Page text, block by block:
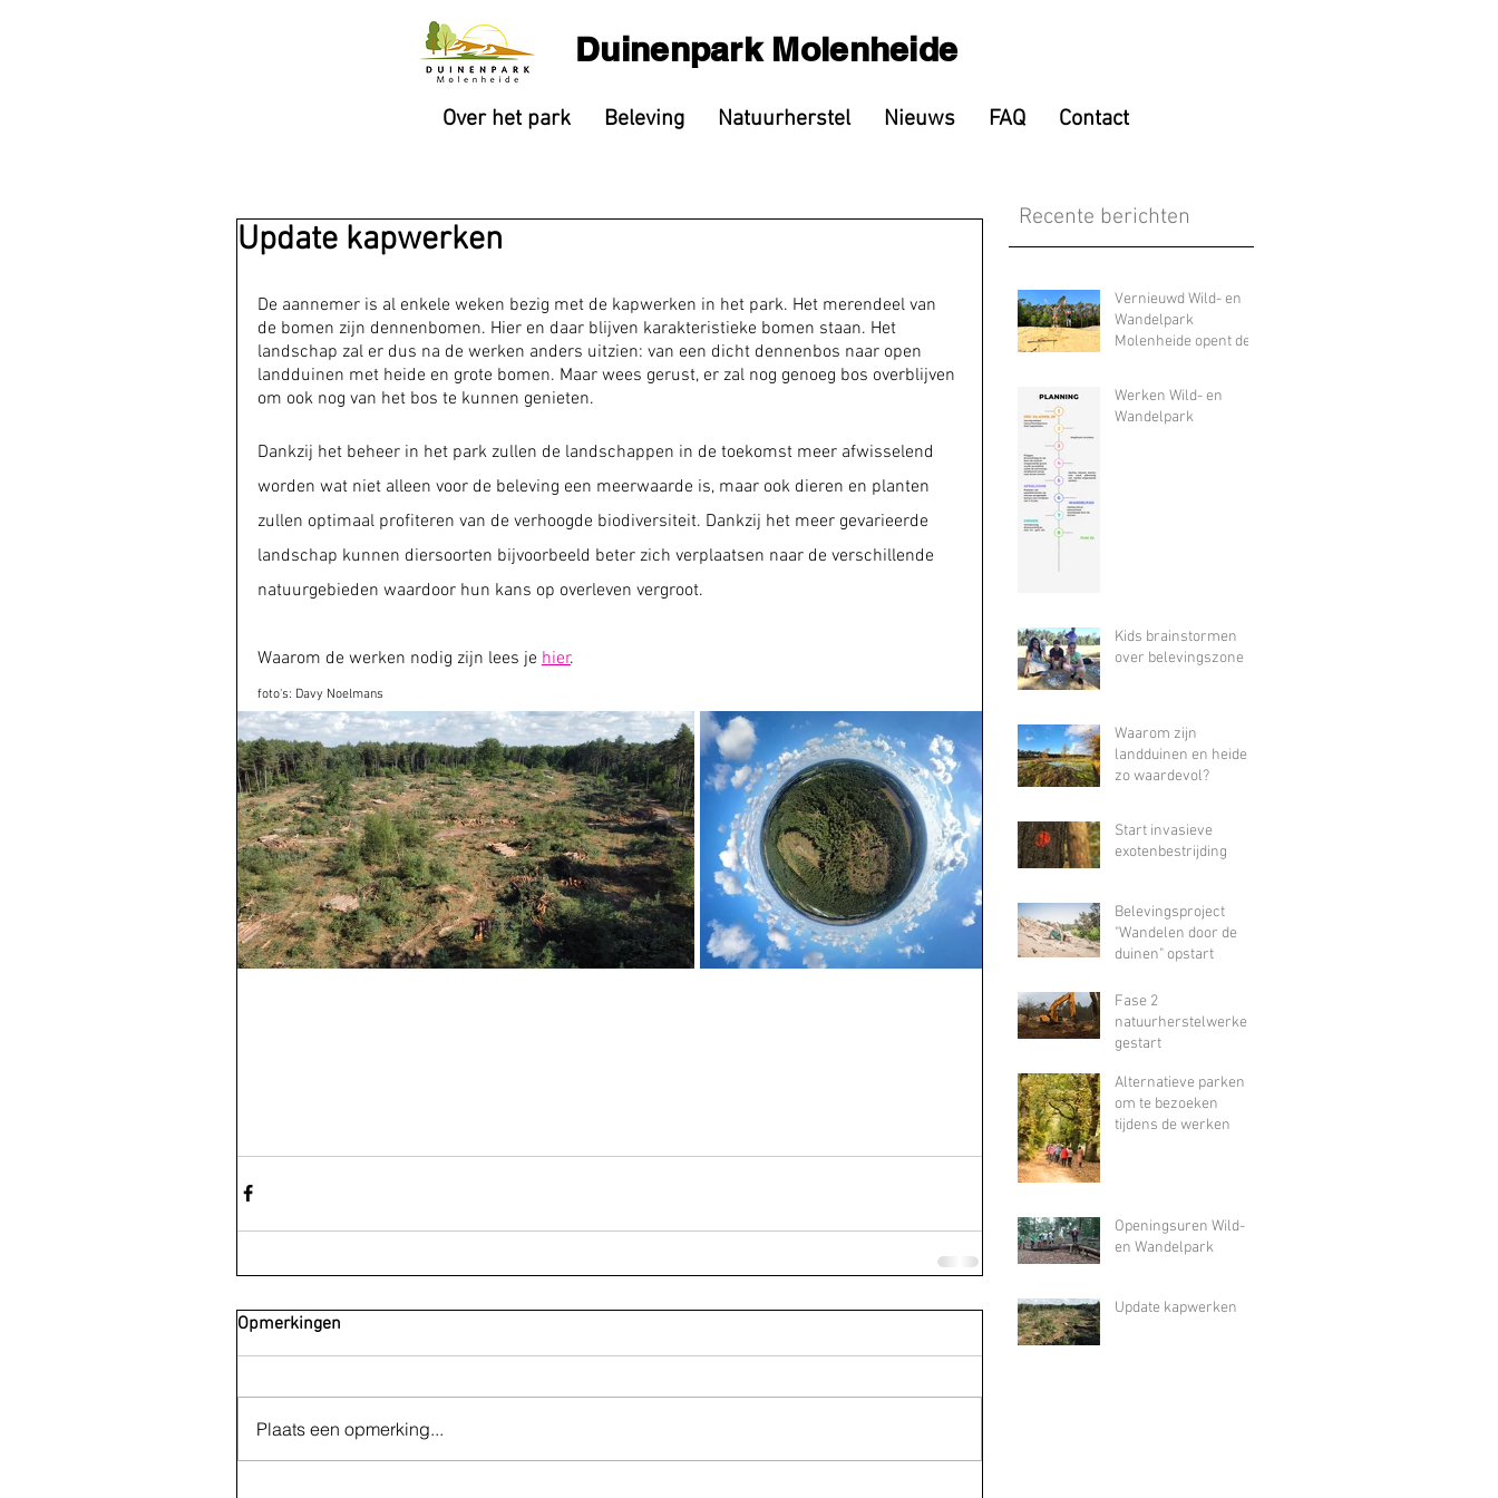
Duinenpark Molenheide
Over het park Beleving Natuurherstel Nieuws FAQ Contact
Update kapwerken
De aannemer is al enkele weken bezig met de kapwerken in het park. Het merendeel van
de bomen zijn dennenbomen. Hier en daar blijven karakteristieke bomen staan. Het
landschap zal er dus na de werken anders uitzien: van een dicht dennenbos naar open
landduinen met heide en grote bomen. Maar wees gerust, er zal nog genoeg bos overblijven
om ook nog van het bos te kunnen genieten.
Dankzij het beheer in het park zullen de landschappen in de toekomst meer afwisselend
worden wat niet alleen voor de beleving een meerwaarde is, maar ook dieren en planten
zullen optimaal profiteren van de verhoogde biodiversiteit. Dankzij het meer gevarieerde
landschap kunnen diersoorten bijvoorbeeld beter zich verplaatsen naar de verschillende
natuurgebieden waardoor hun kans op overleven vergroot.
Waarom de werken nodig zijn lees je hier.
foto's: Davy Noelmans
Opmerkingen
Plaats een opmerking...
Recente berichten
Vernieuwd Wild- en
Wandelpark
Molenheide opent de
Werken Wild- en
Wandelpark
Kids brainstormen
over belevingszone
Waarom zijn
landduinen en heide
zo waardevol?
Start invasieve
exotenbestrijding
Belevingsproject
"Wandelen door de
duinen" opstart
Fase 2
natuurherstelwerken
gestart
Alternatieve parken
om te bezoeken
tijdens de werken
Openingsuren Wild-
en Wandelpark
Update kapwerken